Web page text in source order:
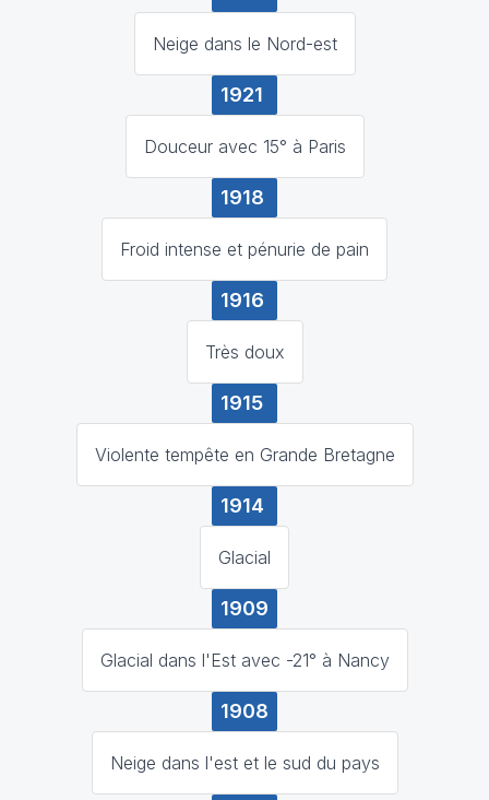
Neige dans le Nord-est
1921
Douceur avec 15° à Paris
1918
Froid intense et pénurie de pain
1916
Très doux
1915
Violente tempête en Grande Bretagne
1914
Glacial
1909
Glacial dans l'Est avec -21° à Nancy
1908
Neige dans l'est et le sud du pays